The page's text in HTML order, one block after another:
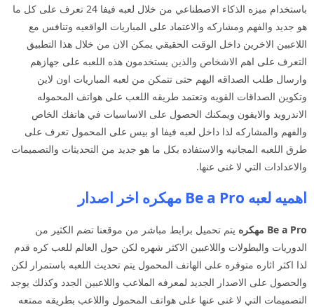
باستخدام ميزه الذكاء الاصطناعي من خلال لعبه فيفا 24 تعرف على كل ما
هو جديد والفهم ومشاركه والاعتماد على المباريات الواقعيه وتنافس مع
اللاعبين الاخرين داخل الوقت الحقيقي يمكن الان من خلال هذا التطبيق
التعرف على اهم الاشخاص والذين يستخدمون هذه اللعبه على جهازهم
وارسال طلب الصداقه اليهم حتى تتمكن من لعبه المباريات اون لاين
وتكوين الصداقات القويه وتعتمد طريقه اللعب على هواتف المحموله
الاندرويد والايفون ويمكنك الحصول على الاساسيات في هاتفك الخاص
والفهم والمشاركه لذا داخل لعبه فيفا او بيس على المحمول تعرف على
طرق اللعبه المجانيه والاستفاده بكل ما هو جديد من التحديثات والتصميمات
والاعدادات التي لا غنى عنها.
اهميه لعبه Be a Pro مهكره اخر اصدار
Be a Pro مهكره يتم تحميل برابط مباشر من موقعنا تضم الكثير من
الدوريات والبطولات واللاعبين الاكثر شهره لكن حول العالم للعب كره قدم
لذا اكثر اثاره متوفره على الهاتف المحمول يتم تحديث اللعبه باستمرار لكن
والحصول على الاصدار الجديد لمعرفه الملاعب واللاعبين الجدد وكذلك يوجد
التصميمات التي لا غنى عنها على هواتف المحمول واللاعب بطريقه ممتعه